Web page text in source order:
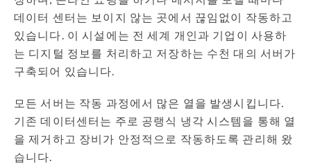
데이터 센터는 보이지 않는 곳에서 끊임없이 작동하고
있습니다. 이 시설에는 전 세계 개인과 기업이 사용하
는 디지털 정보를 처리하고 저장하는 수천 대의 서버가
구축되어 있습니다.
모든 서버는 작동 과정에서 많은 열을 발생시킵니다.
기존 데이터센터는 주로 공랭식 냉각 시스템을 통해 열
을 제거하고 장비가 안정적으로 작동하도록 관리해 왔
습니다.